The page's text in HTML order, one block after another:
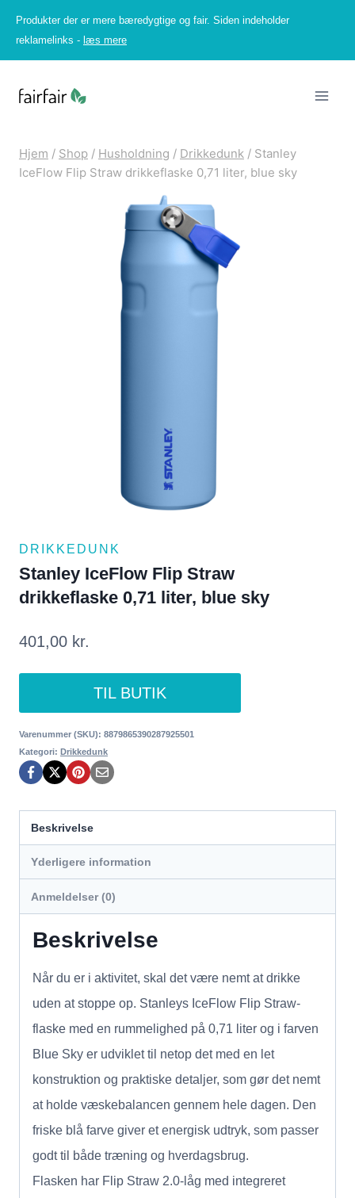
indhold
Produkter der er mere bæredygtige og fair. Siden indeholder
reklamelinks - læs mere
Hjem / Shop / Husholdning / Drikkedunk / Stanley
IceFlow Flip Straw drikkeflaske 0,71 liter, blue sky
DRIKKEDUNK
Stanley IceFlow Flip Straw
drikkeflaske 0,71 liter, blue sky
401,00 kr.
TIL BUTIK
Varenummer (SKU): 8879865390287925501
Kategori: Drikkedunk
Beskrivelse
Yderligere information
Anmeldelser (0)
Beskrivelse
Når du er i aktivitet, skal det være nemt at drikke
uden at stoppe op. Stanleys IceFlow Flip Straw-
flaske med en rummelighed på 0,71 liter og i farven
Blue Sky er udviklet til netop det med en let
konstruktion og praktiske detaljer, som gør det nemt
at holde væskebalancen gennem hele dagen. Den
friske blå farve giver et energisk udtryk, som passer
godt til både træning og hverdagsbrug.
Flasken har Flip Straw 2.0-låg med integreret